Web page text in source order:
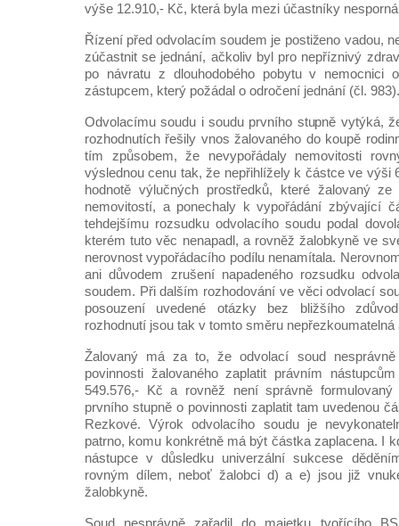
výše 12.910,- Kč, která byla mezi účastníky
Řízení před odvolacím soudem je postiženo vadou,
zúčastnit se jednání, ačkoliv byl pro nepříznivý
po návratu z dlouhodobého pobytu v nemocnici
zástupcem, který požádal o odročení jednání (čl. 983).
Odvolacímu soudu i soudu prvního stupně vytýká,
rozhodnutích řešily vnos žalovaného do koupě
tím způsobem, že nevypořádaly nemovitosti
výslednou cenu tak, že nepřihlížely k částce ve výši
hodnotě výlučných prostředků, které žalovaný
nemovitostí, a ponechaly k vypořádání zbývající
tehdejšímu rozsudku odvolacího soudu podal
kterém tuto věc nenapadl, a rovněž žalobkyně ve
nerovnost vypořádacího podílu nenamítala.
ani důvodem zrušení napadeného rozsudku
soudem. Při dalším rozhodování ve věci odvolací
posouzení uvedené otázky bez bližšího
rozhodnutí jsou tak v tomto směru nepřezkoumatelná
Žalovaný má za to, že odvolací soud
povinnosti žalovaného zaplatit právním
549.576,- Kč a rovněž není správně
prvního stupně o povinnosti zaplatit tam uvedenou
Rezkové. Výrok odvolacího soudu je
patrno, komu konkrétně má být částka zaplacena. I
nástupce v důsledku univerzální sukcese
rovným dílem, neboť žalobci d) a e) jsou již
žalobkyně.
Soud nesprávně zařadil do majetku tvořícího